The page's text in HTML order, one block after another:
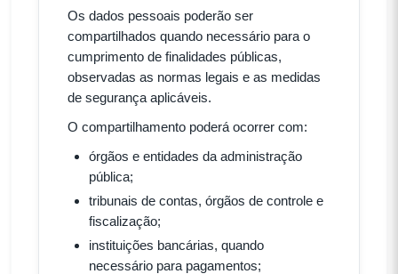
Os dados pessoais poderão ser
compartilhados quando necessário para o
cumprimento de finalidades públicas,
observadas as normas legais e as medidas
de segurança aplicáveis.
O compartilhamento poderá ocorrer com:
órgãos e entidades da administração
pública;
tribunais de contas, órgãos de controle e
fiscalização;
instituições bancárias, quando
necessário para pagamentos;